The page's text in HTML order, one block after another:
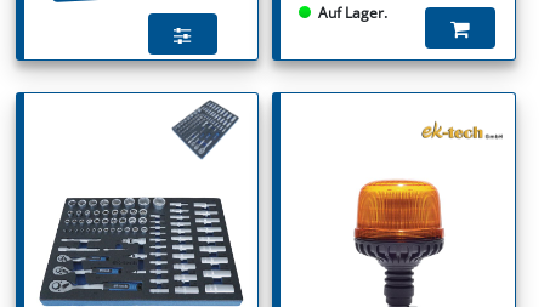
Auf Lager.